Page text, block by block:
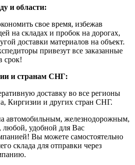
и области:
свое время, избежав
на складах и пробок на дорогах,
доставки материалов на объект.
привезут все заказанные
срок!
и странам СНГ:
доставку во все регионы
Киргизии и других стран СНГ.
автомобильным, железнодорожным,
любой, удобной для Вас
Вы можете самостоятельно
склада для отправки через